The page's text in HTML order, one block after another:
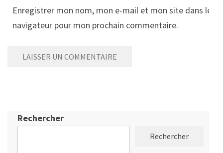
Enregistrer mon nom, mon e-mail et mon site dans le
navigateur pour mon prochain commentaire.
Rechercher
Rechercher